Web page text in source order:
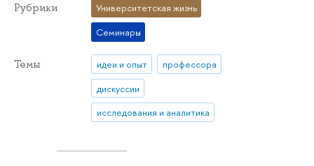
Рубрики
Университетская жизнь
Семинары
Темы идеи и опыт
профессора
дискуссии
исследования и аналитика